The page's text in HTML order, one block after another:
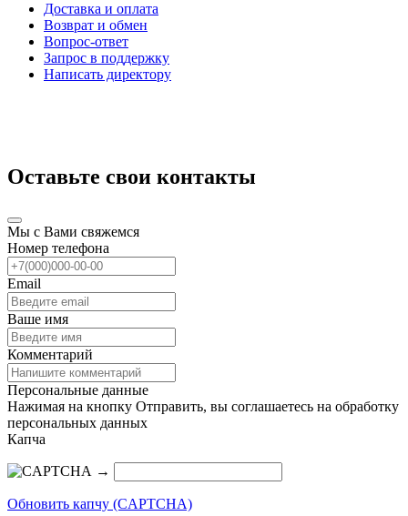
Доставка и оплата
Возврат и обмен
Вопрос-ответ
Запрос в поддержку
Написать директору
Оставьте свои контакты
Мы с Вами свяжемся
Номер телефона
Email
Ваше имя
Комментарий
Персональные данные
Нажимая на кнопку Отправить, вы соглашаетесь на обработку
персональных данных
Капча
→
Обновить капчу (CAPTCHA)